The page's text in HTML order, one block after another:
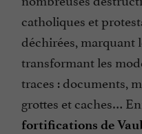
catholiques et
déchirées, marquant
transformant les
traces : documents,
grottes et caches…
fortifications de